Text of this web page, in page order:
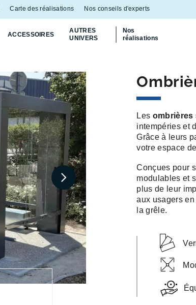
ACCESSOIRES
AUTRES
UNIVERS
Nos
réalisations
Carte des réalisations Nos conseils d'experts
Les ombrières
intempéries et
Grâce à leurs
votre espace
Conçues pour
modulables et
plus de leur
aux usagers
la grêle.